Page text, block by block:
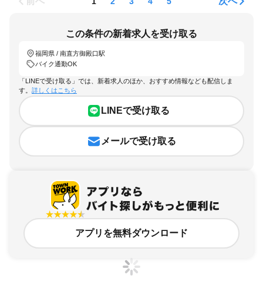
この条件の新着求人を受け取る
福岡県 / 南直方御殿口駅
バイク通勤OK
「LINEで受け取る」では、新着求人のほか、おすすめ情報なども配信しま
す。 詳しくはこちら
LINEで受け取る
メールで受け取る
アプリを無料ダウンロード